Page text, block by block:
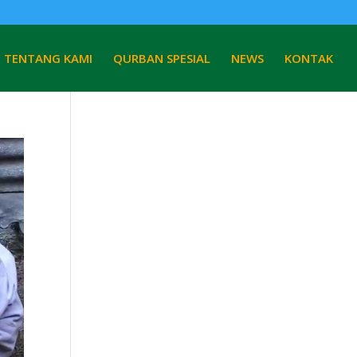
TENTANG KAMI QURBAN SPESIAL NEWS KONTAK